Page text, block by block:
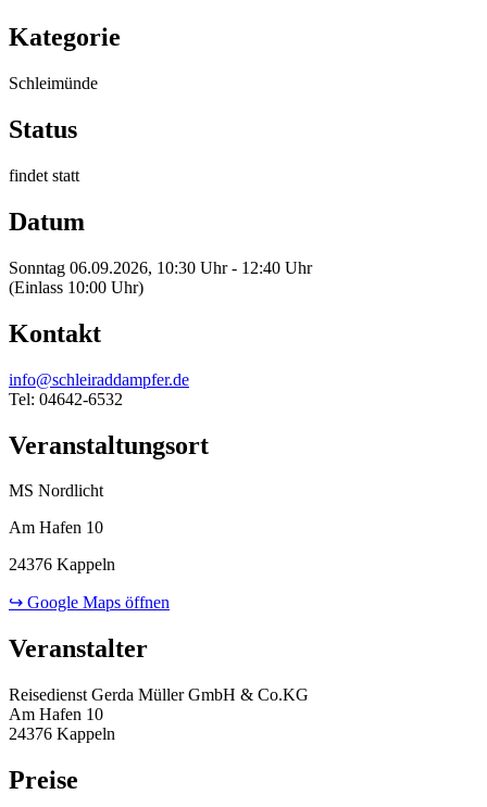
Kategorie
Schleimünde
Status
findet statt
Datum
Sonntag 06.09.2026, 10:30 Uhr - 12:40 Uhr
(Einlass 10:00 Uhr)
Kontakt
info@schleiraddampfer.de
Tel: 04642-6532
Veranstaltungsort
MS Nordlicht
Am Hafen 10
24376 Kappeln
↪ Google Maps öffnen
Veranstalter
Reisedienst Gerda Müller GmbH & Co.KG
Am Hafen 10
24376 Kappeln
Preise